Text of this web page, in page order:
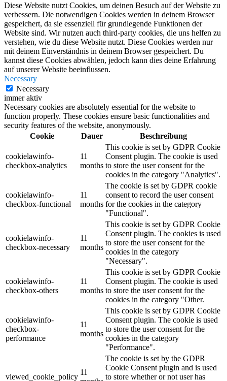
Diese Website nutzt Cookies, um deinen Besuch auf der Website zu
verbessern. Die notwendigen Cookies werden in deinem Browser
gespeichert, da sie essenziell für grundlegende Funktionen der
Website sind. Wir nutzen auch third-party cookies, die uns helfen zu
verstehen, wie du diese Website nutzt. Diese Cookies werden nur
mit deinem Einverständnis in deinem Browser gespeichert. Du
kannst diese Cookies abwählen, jedoch kann dies deine Erfahrung
auf unserer Website beeinflussen.
Necessary
Necessary
immer aktiv
Necessary cookies are absolutely essential for the website to
function properly. These cookies ensure basic functionalities and
security features of the website, anonymously.
Cookie
Dauer Beschreibung
cookielawinfo-
checkbox-analytics
11
months
This cookie is set by GDPR Cookie
Consent plugin. The cookie is used
to store the user consent for the
cookies in the category "Analytics".
cookielawinfo-
checkbox-functional
11
months
The cookie is set by GDPR cookie
consent to record the user consent
for the cookies in the category
"Functional".
cookielawinfo-
checkbox-necessary
11
months
This cookie is set by GDPR Cookie
Consent plugin. The cookies is used
to store the user consent for the
cookies in the category
"Necessary".
cookielawinfo-
checkbox-others
11
months
This cookie is set by GDPR Cookie
Consent plugin. The cookie is used
to store the user consent for the
cookies in the category "Other.
cookielawinfo-
checkbox-
performance
11
months
This cookie is set by GDPR Cookie
Consent plugin. The cookie is used
to store the user consent for the
cookies in the category
"Performance".
viewed_cookie_policy
11
The cookie is set by the GDPR
Cookie Consent plugin and is used
to store whether or not user has